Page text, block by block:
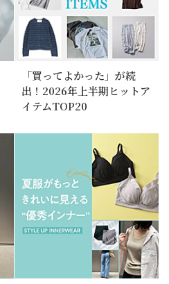
「買ってよかった」が続
出！2026年上半期ヒットア
イテムTOP20